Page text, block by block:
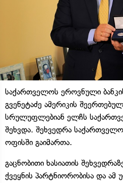
საქართველოს ეროვნული
გვენეტაძე ამერიკის
სრულუფლებიან ელჩს
შეხვდა. შეხვედრა
ოფისში გაიმართა.
გაცნობითი ხასიათის
ქვეყნის პარტნიორობისა და ამ